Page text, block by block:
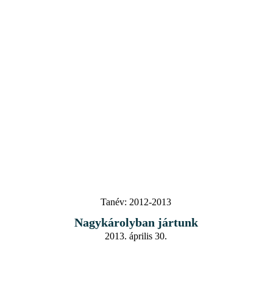
Tanév: 2012-2013
Nagykárolyban jártunk
2013. április 30.